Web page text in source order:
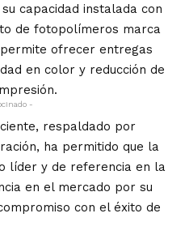
capacidad instalada con
de fotopolímeros marca
ofrecer entregas
en color y reducción de
-
respaldado por
ha permitido que la
líder y de referencia en la
en el mercado por su
con el éxito de